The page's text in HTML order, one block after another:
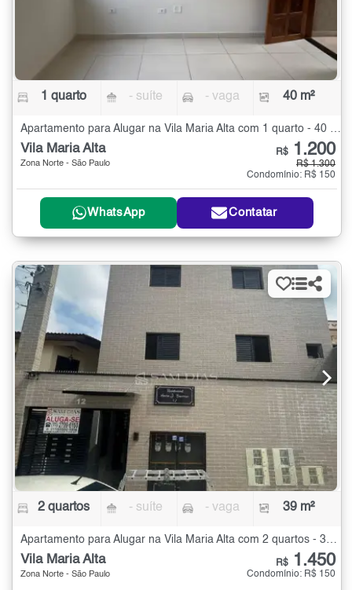
1 quarto - suíte - vaga 40 m²
Apartamento para Alugar na Vila Maria Alta com 1 quarto - 40 m²
Vila Maria Alta
Zona Norte - São Paulo
R$ 1.200
R$ 1.300
Condomínio: R$ 150
WhatsApp Contatar
2 quartos - suíte - vaga 39 m²
Vila Maria Alta
Zona Norte - São Paulo
R$ 1.450
Condomínio: R$ 150